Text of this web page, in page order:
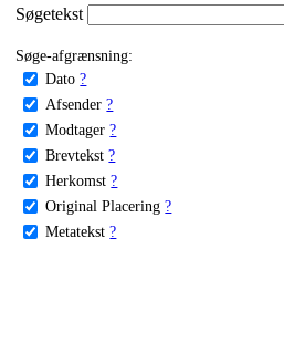
Søgetekst
Søge-afgrænsning:
Dato ?
Afsender ?
Modtager ?
Brevtekst ?
Herkomst ?
Original Placering ?
Metatekst ?